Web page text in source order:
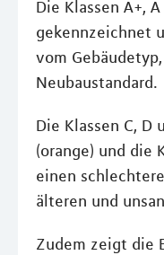
Die Klassen A+,
gekennzeichnet
vom
Neubaustandard.
Die Klassen C, D
(orange) und die
einen
älteren und
Zudem zeigt die